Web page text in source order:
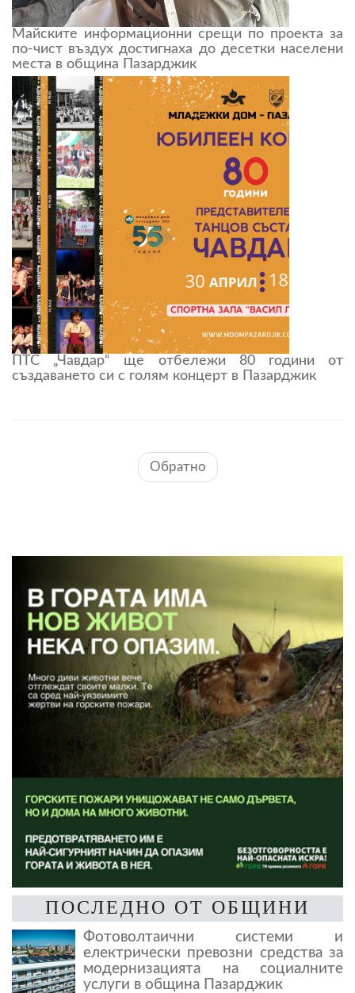
Майските информационни срещи по проекта за
по-чист въздух достигнаха до десетки населени
места в община Пазарджик
ПТС „Чавдар“ ще отбележи 80 години от
създаването си с голям концерт в Пазарджик
Обратно
ПОСЛЕДНО ОТ ОБЩИНИ
Фотоволтаични системи и
електрически превозни средства за
модернизацията на социалните
услуги в община Пазарджик